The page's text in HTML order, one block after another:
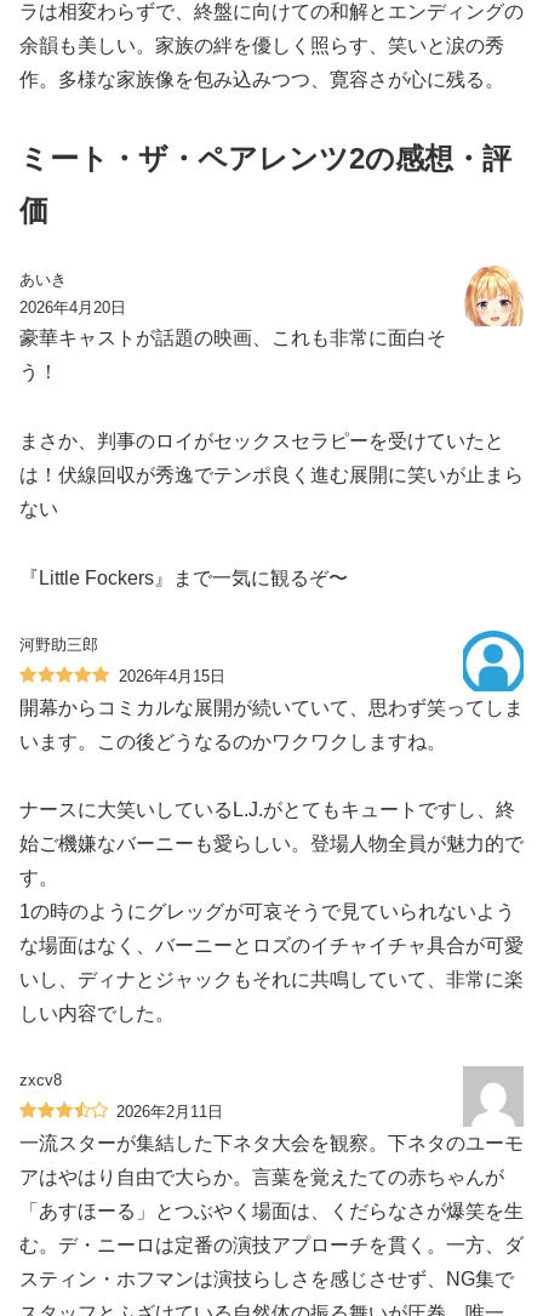
ラは相変わらずで、終盤に向けての和解とエンディングの
余韻も美しい。家族の絆を優しく照らす、笑いと涙の秀
作。多様な家族像を包み込みつつ、寛容さが心に残る。
ミート・ザ・ペアレンツ2の感想・評
価
あいき
2026年4月20日
豪華キャストが話題の映画、これも非常に面白そ
う！
まさか、判事のロイがセックスセラピーを受けていたと
は！伏線回収が秀逸でテンポ良く進む展開に笑いが止まら
ない
『Little Fockers』まで一気に観るぞ〜
河野助三郎
2026年4月15日
開幕からコミカルな展開が続いていて、思わず笑ってしま
います。この後どうなるのかワクワクしますね。
ナースに大笑いしているL.J.がとてもキュートですし、終
始ご機嫌なバーニーも愛らしい。登場人物全員が魅力的で
す。
1の時のようにグレッグが可哀そうで見ていられないよう
な場面はなく、バーニーとロズのイチャイチャ具合が可愛
いし、ディナとジャックもそれに共鳴していて、非常に楽
しい内容でした。
zxcv8
2026年2月11日
一流スターが集結した下ネタ大会を観察。下ネタのユーモ
アはやはり自由で大らか。言葉を覚えたての赤ちゃんが
「あすほーる」とつぶやく場面は、くだらなさが爆笑を生
む。デ・ニーロは定番の演技アプローチを貫く。一方、ダ
スティン・ホフマンは演技らしさを感じさせず、NG集で